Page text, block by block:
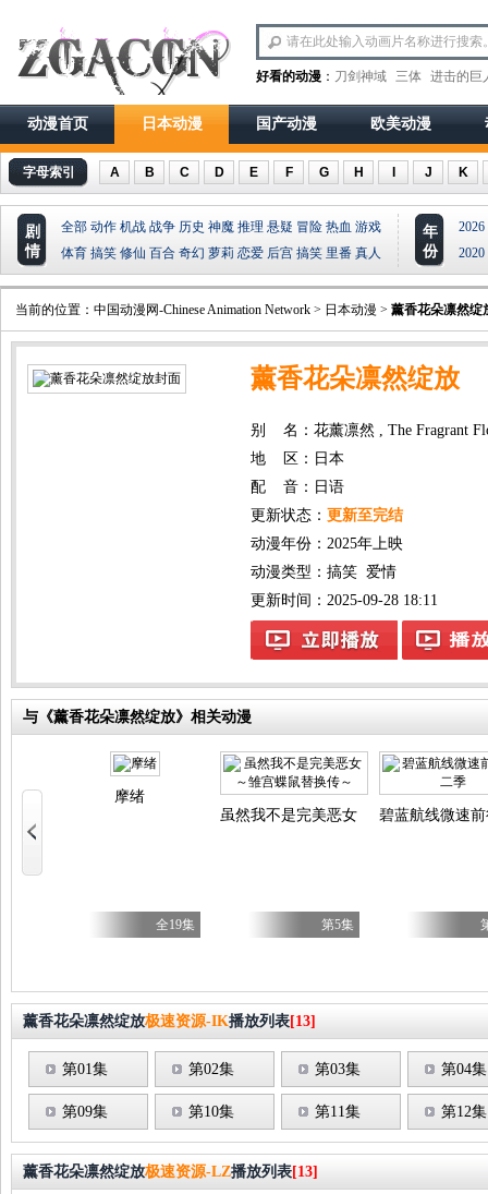
好看的动漫 ： 刀剑神域 三体 进击的巨
动漫首页 日本动漫 国产动漫 欧美动漫
字母索引 A B C D E F G H J K
剧
情
全部 动作 机战 战争 历史 神魔 推理 悬疑 冒险 热血 游戏
体育 搞笑 修仙 百合 奇幻 萝莉 恋爱 后宫 搞笑 里番 真人
年
份
2026
2020
当前的位置： 中国动漫网-Chinese Animation Network > 日本动漫 > 薰香花朵凛然绽
薰香花朵凛然绽放
别 名：花薰凛然 , The Fragrant
地 区：日本
配 音：日语
更新状态： 更新至完结
动漫年份： 2025年上映
动漫类型： 搞笑 爱情
更新时间：2025-09-28 18:11
与《薰香花朵凛然绽放》相关动漫
！ 摩绪
全19集
虽然我不是完美恶女～雏宫蝶鼠替换传
第5集
碧蓝航线微速
薰香花朵凛然绽放极速资源-IK播放列表[13]
第01集 第02集 第03集 第04集
第09集 第10集 第11集 第12集
薰香花朵凛然绽放极速资源-LZ播放列表[13]